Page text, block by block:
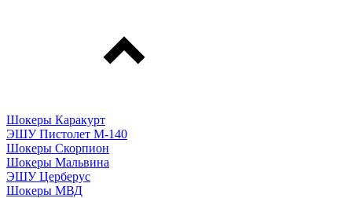
Шокеры Каракурт
ЭШУ Пистолет М-140
Шокеры Скорпион
Шокеры Мальвина
ЭШУ Церберус
Шокеры МВД